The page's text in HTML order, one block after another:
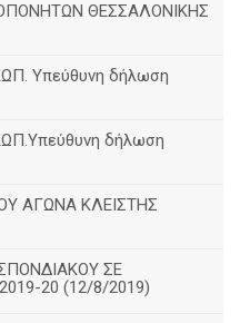
ΘΕΣΣΑΛΟΝΙΚΗΣ
Υπεύθυνη δήλωση
δήλωση
ΑΓΩΝΑ ΚΛΕΙΣΤΗΣ
ΣΕ
20 (12/8/2019)